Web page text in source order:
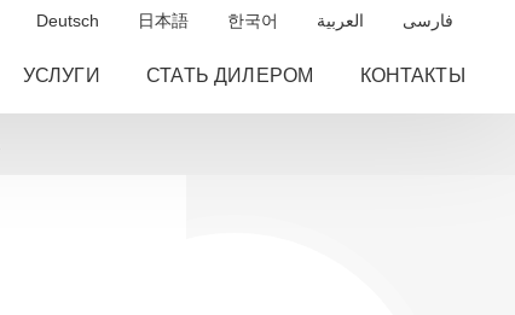
Deutsch 日本語 한국어 العربية فارسی
УСЛУГИ СТАТЬ ДИЛЕРОМ КОНТАКТЫ